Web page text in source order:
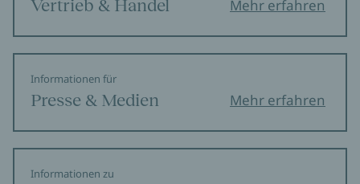
Vertrieb & Handel Mehr erfahren
Informationen für
Presse & Medien Mehr erfahren
Informationen zu